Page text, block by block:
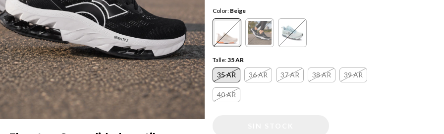
Color: Beige
Talle:35 AR
35 AR 36 AR 37 AR 38 AR 39 AR
40 AR